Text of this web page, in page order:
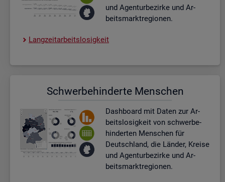
und Agen­tur­be­zir­ke und Ar­
beits­markt­re­gio­nen.
Lang­zeit­ar­beits­lo­sig­keit
Schwer­be­hin­der­te Men­schen
Dash­board mit Daten zur Ar­
beits­lo­sig­keit von schwer­be­
hin­der­ten Men­schen für
Deutsch­land, die Län­der, Krei­se
und Agen­tur­be­zir­ke und Ar­
beits­markt­re­gio­nen.